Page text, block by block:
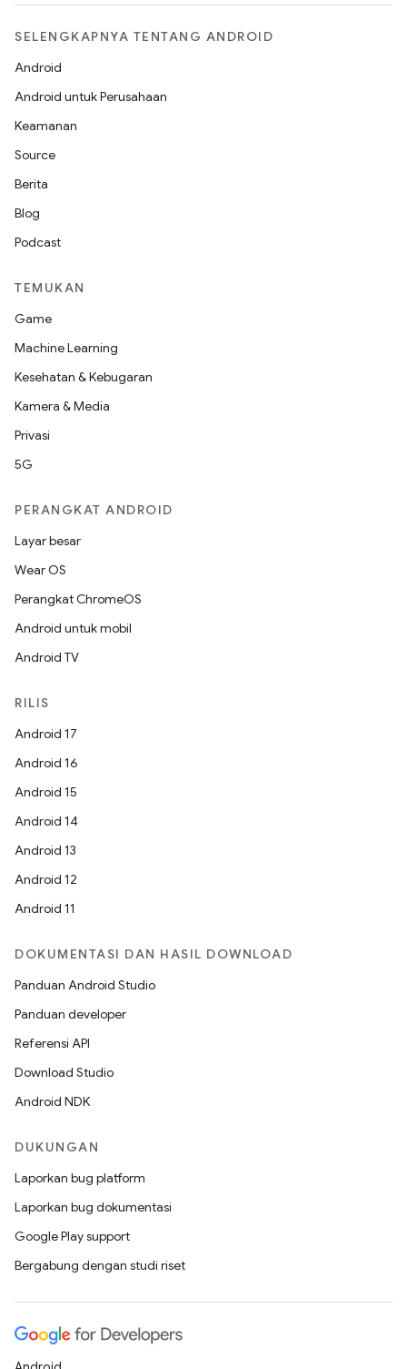
SELENGKAPNYA TENTANG ANDROID
Android
Android untuk Perusahaan
Keamanan
Source
Berita
Blog
Podcast
TEMUKAN
Game
Machine Learning
Kesehatan & Kebugaran
Kamera & Media
Privasi
5G
PERANGKAT ANDROID
Layar besar
Wear OS
Perangkat ChromeOS
Android untuk mobil
Android TV
RILIS
Android 17
Android 16
Android 15
Android 14
Android 13
Android 12
Android 11
DOKUMENTASI DAN HASIL DOWNLOAD
Panduan Android Studio
Panduan developer
Referensi API
Download Studio
Android NDK
DUKUNGAN
Laporkan bug platform
Laporkan bug dokumentasi
Google Play support
Bergabung dengan studi riset